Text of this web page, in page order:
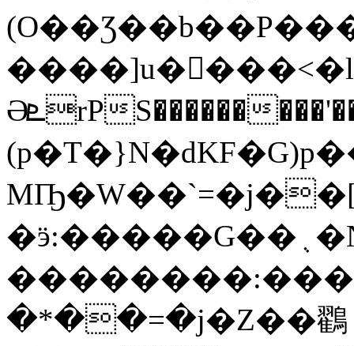
ӘܧrPS���������'��σ��[��W��W�*%
�ӭ:�����G��﮾�N�0܃��V/
�*��=�j�Z��鸐